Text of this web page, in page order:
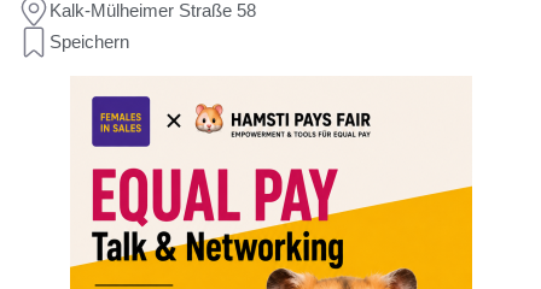
Kalk-Mülheimer Straße 58
Speichern